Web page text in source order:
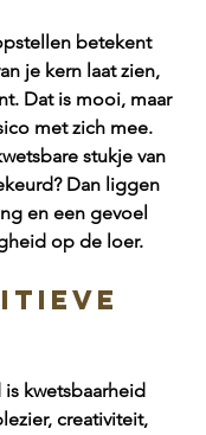
betekent
je kern laat zien,
Dat is mooi, maar
met zich mee.
stukje van
Dan liggen
en een gevoel
op de loer.
kwetsbaarheid
creativiteit,